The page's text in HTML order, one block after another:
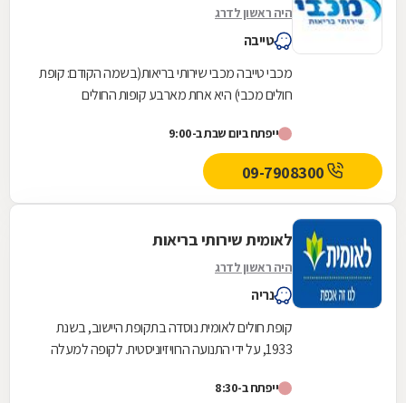
היה ראשון לדרג
טייבה
מכבי טייבה מכבי שירותי בריאות(בשמה הקודם: קופת
חולים מכבי) היא אחת מארבע קופות החולים
והחלה את...
ייפתח ביום שבת ב-9:00
09-7908300
לאומית שירותי בריאות
היה ראשון לדרג
נריה
קופת חולים לאומית נוסדה בתקופת היישוב, בשנת
1933, על ידי התנועה הרוויזיוניסטית. לקופה למעלה
אחת...ייפתח ב-8:30